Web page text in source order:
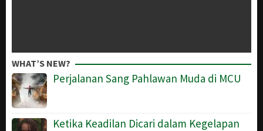
WHAT’S NEW?
Perjalanan Sang Pahlawan Muda di MCU
Ketika Keadilan Dicari dalam Kegelapan